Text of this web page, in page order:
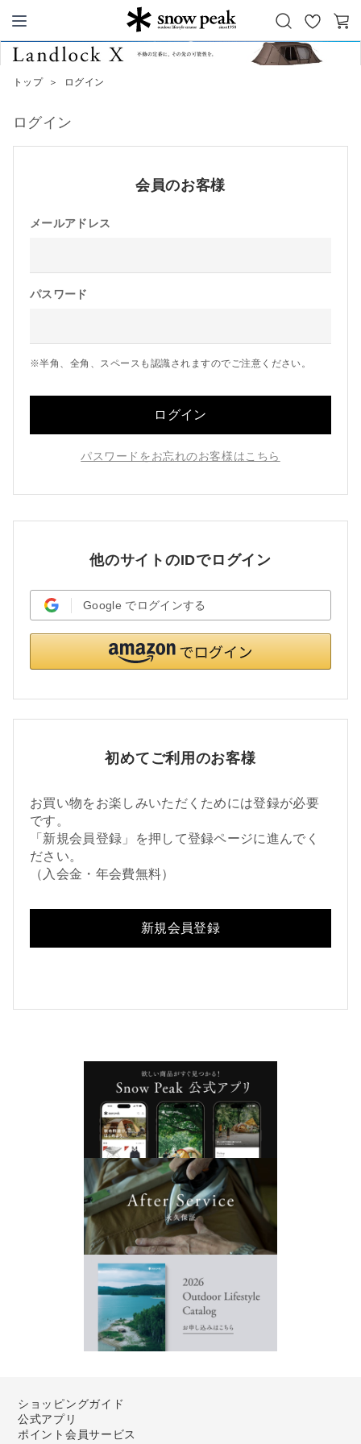
Snow Peak
お
気
カ
トップ ＞ ログイン
ログイン
会員のお客様
メールアドレス
パスワード
※半角、全角、スペースも認識されますのでご注意ください。
ログイン
パスワードをお忘れのお客様はこちら
初めてご利用のお客様
お買い物をお楽しみいただくためには登録が必要
です。
「新規会員登録」を押して登録ページに進んでく
ださい。
（入会金・年会費無料）
新規会員登録
他のサイトのIDでログイン
Google でログインする
ショッピングガイド
公式アプリ
ポイント会員サービス